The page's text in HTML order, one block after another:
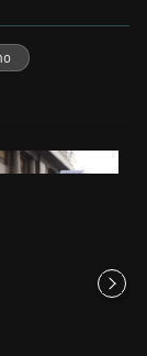
de
de tendencia con el